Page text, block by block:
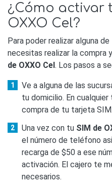
¿Cómo activar
OXXO Cel?
Para poder realizar alguna
necesitas realizar la compra
de OXXO Cel. Los pasos a
Ve a alguna de las
tu domicilio. En
compra de tu tarjeta SIM.
Una vez con tu SIM de
el número de teléfono
recarga de $50 a ese
activación. El cajero te
necesarios.